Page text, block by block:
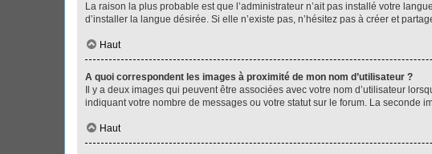
La raison la plus probable est que l’administrateur n’ait pas installé votre
d’installer la langue désirée. Si elle n’existe pas, n’hésitez pas à créer et
Haut
A quoi correspondent les images à proximité de mon nom d’utilisateur ?
Il y a deux images qui peuvent être associées avec votre nom d’utilisateur
indiquant votre nombre de messages ou votre statut sur le forum. La seconde
Haut